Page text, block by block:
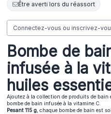
Être averti lors du réassort
Connectez-vous ou inscrivez-
Bombe de
infusée à la
huiles
Ajoutez à la collection de produits de bain
bombe de bain infusée à la vitamine C.
Pesant 115 g, chaque bombe de bain est